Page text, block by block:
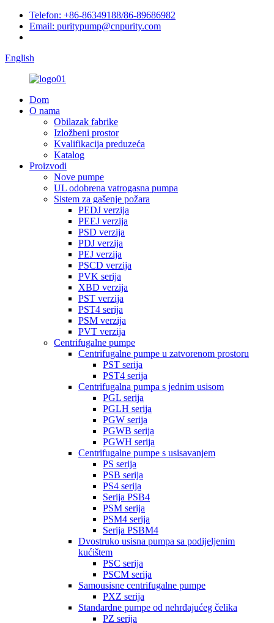
Telefon: +86-86349188/86-89686982
Email: puritypump@cnpurity.com
English
Dom
O nama
Obilazak fabrike
Izložbeni prostor
Kvalifikacija preduzeća
Katalog
Proizvodi
Nove pumpe
UL odobrena vatrogasna pumpa
Sistem za gašenje požara
PEDJ verzija
PEEJ verzija
PSD verzija
PDJ verzija
PEJ verzija
PSCD verzija
PVK serija
XBD verzija
PST verzija
PST4 serija
PSM verzija
PVT verzija
Centrifugalne pumpe
Centrifugalne pumpe u zatvorenom prostoru
PST serija
PST4 serija
Centrifugalna pumpa s jednim usisom
PGL serija
PGLH serija
PGW serija
PGWB serija
PGWH serija
Centrifugalne pumpe s usisavanjem
PS serija
PSB serija
PS4 serija
Serija PSB4
PSM serija
PSM4 serija
Serija PSBM4
Dvostruko usisna pumpa sa podijeljenim
kućištem
PSC serija
PSCM serija
Samousisne centrifugalne pumpe
PXZ serija
Standardne pumpe od nehrđajućeg čelika
PZ serija